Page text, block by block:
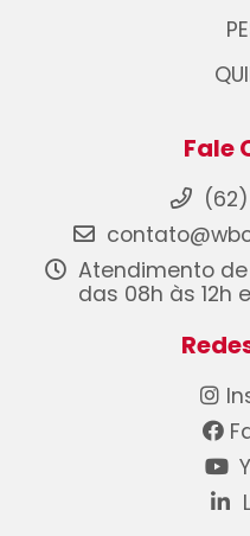
Fale
Atendimento
das 08h às 12h